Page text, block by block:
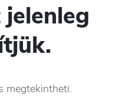
megtekintheti.